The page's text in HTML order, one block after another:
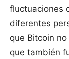
fluctuaciones
diferentes
que Bitcoin
que también